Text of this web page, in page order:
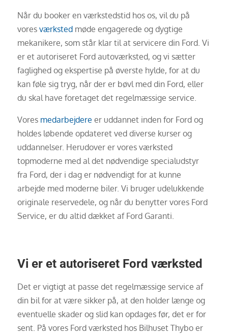
Når du booker en værkstedstid hos os, vil du på
vores værkstedmøde engagerede og dygtige
mekanikere, som står klar til at servicere din Ford. Vi
er et autoriseret Ford autoværksted, og vi sætter
faglighed og ekspertise på øverste hylde, for at du
kan føle sig tryg, når der er bøvl med din Ford, eller
du skal have foretaget det regelmæssige service.
Vores medarbejdere er uddannet inden for Ford og
holdes løbende opdateret ved diverse kurser og
uddannelser. Herudover er vores værksted
topmoderne med al det nødvendige specialudstyr
fra Ford, der i dag er nødvendigt for at kunne
arbejde med moderne biler. Vi bruger udelukkende
originale reservedele, og når du benytter vores Ford
Service, er du altid dækket af Ford Garanti.
Vi er et autoriseret Ford værksted
Det er vigtigt at passe det regelmæssige service af
din bil for at være sikker på, at den holder længe og
eventuelle skader og slid kan opdages før, det er for
sent. På vores Ford værksted hos Bilhuset Thybo er